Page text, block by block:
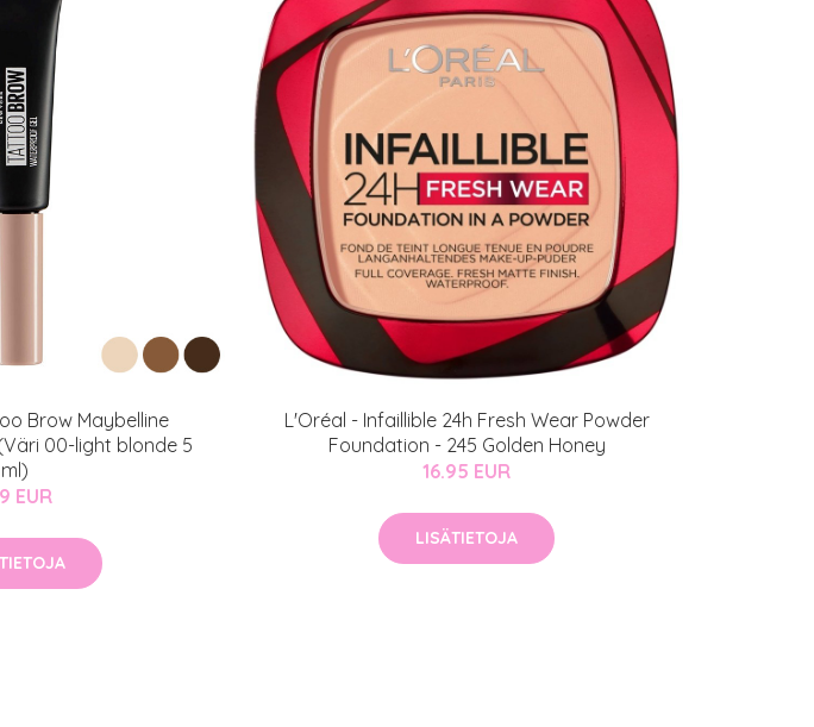
Brow Maybelline
00-light blonde 5
ml)
EUR
L'Oréal - Infaillible 24h Fresh Wear Powder
Foundation - 245 Golden Honey
16.95 EUR
LISÄTIETOJA